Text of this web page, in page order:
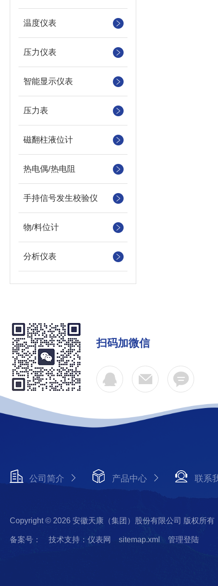
温度仪表
压力仪表
智能显示仪表
压力表
磁翻柱液位计
热电偶/热电阻
手持信号发生校验仪
物/料位计
分析仪表
扫码加微信
公司简介 产品中心 联系
Copyright © 2026 安徽天康（集团）股份有限公司 版权所有
备案号： 技术支持：仪表网 sitemap.xml 管理登陆